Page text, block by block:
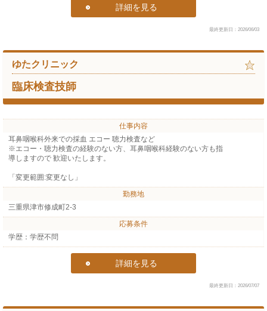
詳細を見る
最終更新日：2026/06/03
ゆたクリニック
臨床検査技師
仕事内容
耳鼻咽喉科外来での採血 エコー 聴力検査など
※エコー・聴力検査の経験のない方、耳鼻咽喉科経験のない方も指
導しますので 歓迎いたします。
「変更範囲:変更なし」
勤務地
三重県津市修成町2-3
応募条件
学歴：学歴不問
詳細を見る
最終更新日：2026/07/07